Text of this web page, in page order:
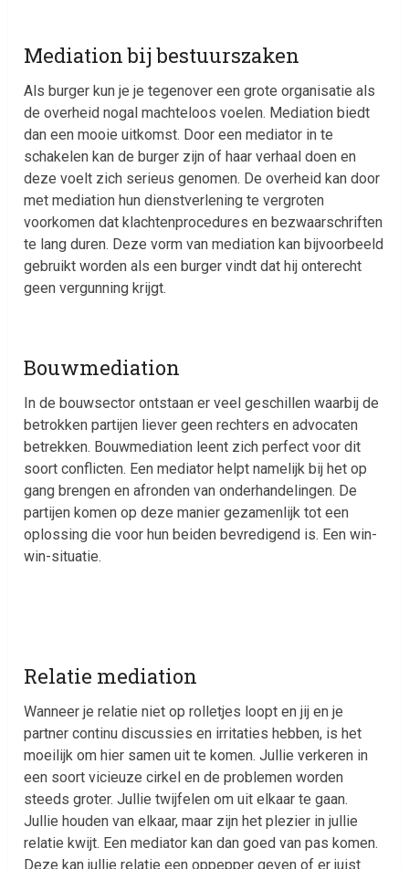
Mediation bij bestuurszaken
Als burger kun je je tegenover een grote organisatie als
de overheid nogal machteloos voelen. Mediation biedt
dan een mooie uitkomst. Door een mediator in te
schakelen kan de burger zijn of haar verhaal doen en
deze voelt zich serieus genomen. De overheid kan door
met mediation hun dienstverlening te vergroten
voorkomen dat klachtenprocedures en bezwaarschriften
te lang duren. Deze vorm van mediation kan bijvoorbeeld
gebruikt worden als een burger vindt dat hij onterecht
geen vergunning krijgt.
Bouwmediation
In de bouwsector ontstaan er veel geschillen waarbij de
betrokken partijen liever geen rechters en advocaten
betrekken. Bouwmediation leent zich perfect voor dit
soort conflicten. Een mediator helpt namelijk bij het op
gang brengen en afronden van onderhandelingen. De
partijen komen op deze manier gezamenlijk tot een
oplossing die voor hun beiden bevredigend is. Een win-
win-situatie.
Relatie mediation
Wanneer je relatie niet op rolletjes loopt en jij en je
partner continu discussies en irritaties hebben, is het
moeilijk om hier samen uit te komen. Jullie verkeren in
een soort vicieuze cirkel en de problemen worden
steeds groter. Jullie twijfelen om uit elkaar te gaan.
Jullie houden van elkaar, maar zijn het plezier in jullie
relatie kwijt. Een mediator kan dan goed van pas komen.
Deze kan jullie relatie een oppepper geven of er juist